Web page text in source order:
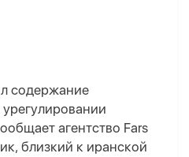
содержание
агентство Fars
близкий к иранской